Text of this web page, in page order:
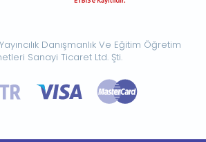
Danışmanlık Ve Eğitim Öğretim
Sanayi Ticaret Ltd. Şti.